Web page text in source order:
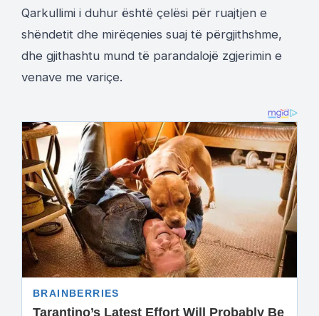
Qarkullimi i duhur është çelësi për ruajtjen e
shëndetit dhe mirëqenies suaj të përgjithshme,
dhe gjithashtu mund të parandalojë zgjerimin e
venave me variçe.